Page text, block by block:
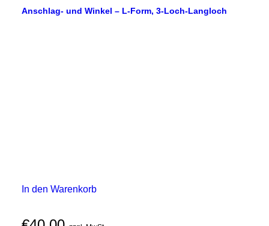
Anschlag- und Winkel – L-Form, 3-Loch-Langloch
In den Warenkorb